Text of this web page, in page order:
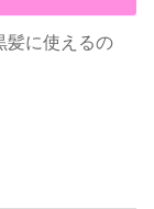
髪に使えるの